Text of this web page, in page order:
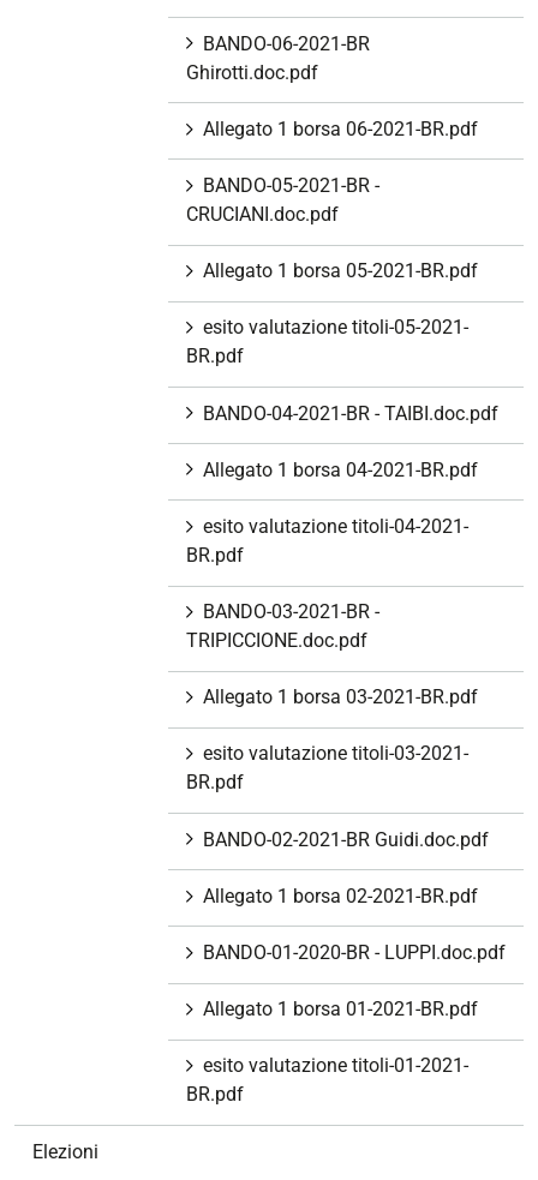
BANDO-06-2021-BR
Ghirotti.doc.pdf
Allegato 1 borsa 06-2021-BR.pdf
BANDO-05-2021-BR -
CRUCIANI.doc.pdf
Allegato 1 borsa 05-2021-BR.pdf
esito valutazione titoli-05-2021-
BR.pdf
BANDO-04-2021-BR - TAIBI.doc.pdf
Allegato 1 borsa 04-2021-BR.pdf
esito valutazione titoli-04-2021-
BR.pdf
BANDO-03-2021-BR -
TRIPICCIONE.doc.pdf
Allegato 1 borsa 03-2021-BR.pdf
esito valutazione titoli-03-2021-
BR.pdf
BANDO-02-2021-BR Guidi.doc.pdf
Allegato 1 borsa 02-2021-BR.pdf
BANDO-01-2020-BR - LUPPI.doc.pdf
Allegato 1 borsa 01-2021-BR.pdf
esito valutazione titoli-01-2021-
BR.pdf
Elezioni